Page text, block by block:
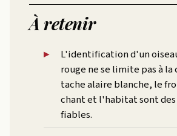
À retenir
L'identification d'un
rouge ne se limite pas à la
tache alaire blanche, le
chant et l'habitat sont
fiables.